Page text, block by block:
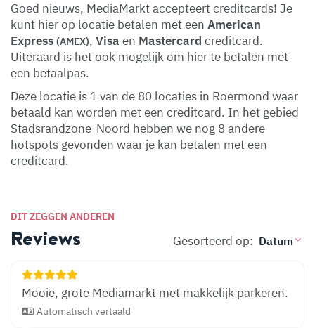
Goed nieuws, MediaMarkt accepteert creditcards! Je
kunt hier op locatie betalen met een American
Express (AMEX), Visa en Mastercard creditcard.
Uiteraard is het ook mogelijk om hier te betalen met
een betaalpas.
Deze locatie is 1 van de 80 locaties in Roermond waar
betaald kan worden met een creditcard. In het gebied
Stadsrandzone-Noord hebben we nog 8 andere
hotspots gevonden waar je kan betalen met een
creditcard.
DIT ZEGGEN ANDEREN
Reviews Gesorteerd op:
Mooie, grote Mediamarkt met makkelijk parkeren.
Automatisch vertaald